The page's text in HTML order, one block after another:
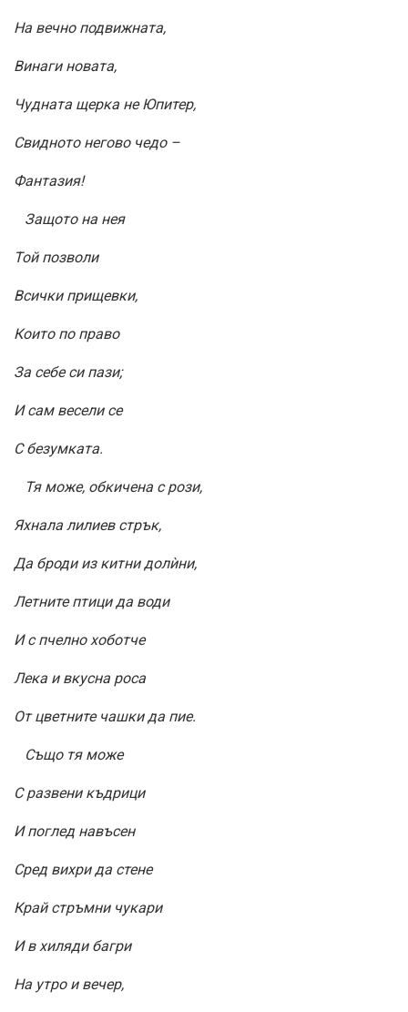
На вечно подвижната,
Винаги новата,
Чудната щерка не Юпитер,
Свидното негово чедо –
Фантазия!
Защото на нея
Той позволи
Всички прищевки,
Които по право
За себе си пази;
И сам весели се
С безумката.
Тя може, обкичена с рози,
Яхнала лилиев стрък,
Да броди из китни долѝни,
Летните птици да води
И с пчелно хоботче
Лека и вкусна роса
От цветните чашки да пие.
Също тя може
С развени къдрици
И поглед навъсен
Сред вихри да стене
Край стръмни чукари
И в хиляди багри
На утро и вечер,